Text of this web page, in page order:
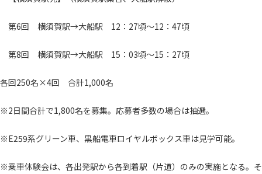
第6回 横須賀駅→大船駅 12：27頃～12：47頃
第8回 横須賀駅→大船駅 15：03頃～15：27頃
各回250名×4回 合計1,000名
※2日間合計で1,800名を募集。応募者多数の場合は抽選。
※E259系グリーン車、黒船電車ロイヤルボックス車は見学可能。
※乗車体験会は、各出発駅から各到着駅（片道）のみの実施となる。そ